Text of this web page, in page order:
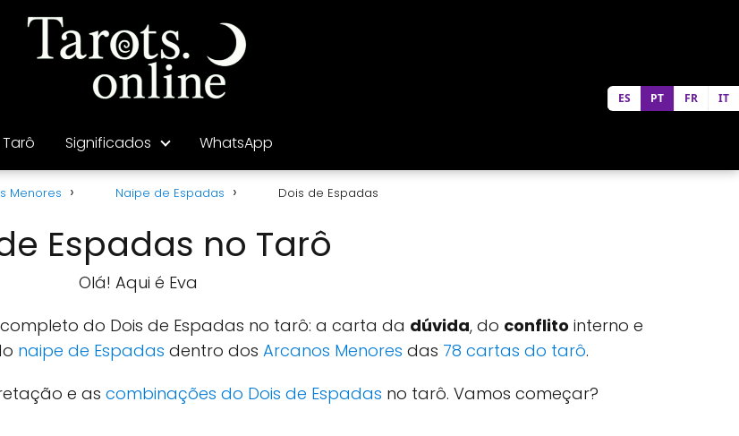
Tarô Significados WhatsApp
Menores Naipe de Espadas Dois de Espadas
Espadas no Tarô
Olá! Aqui é Eva
do Dois de Espadas no tarô: a carta da dúvida, do conflito interno e
naipe de Espadas dentro dos Arcanos Menores das 78 cartas do tarô.
e as combinações do Dois de Espadas no tarô. Vamos começar?
ES PT FR IT